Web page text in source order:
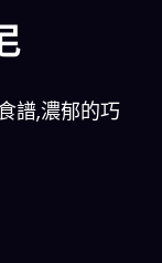
譜,濃郁的巧